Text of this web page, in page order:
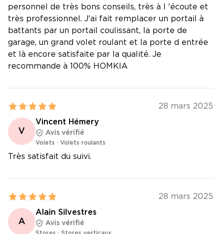
personnel de très bons conseils, très à l 'écoute et
très professionnel. J'ai fait remplacer un portail à
battants par un portail coulissant, la porte de
garage, un grand volet roulant et la porte d entrée
et là encore satisfaite par la qualité. Je
recommande à 100% HOMKIA
28 mars 2025
V
Vincent Hémery
Avis vérifié
Volets · Volets roulants
Très satisfait du suivi.
28 mars 2025
A
Alain Silvestres
Avis vérifié